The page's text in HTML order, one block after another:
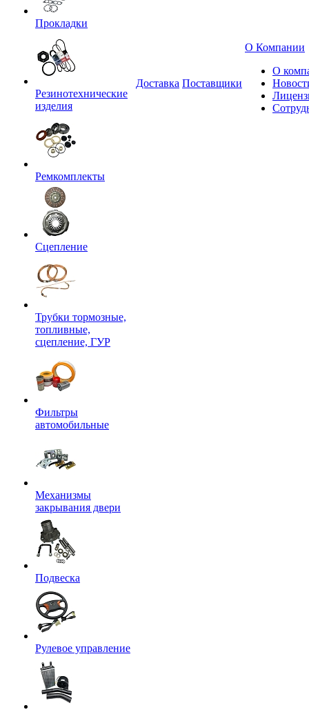
Прокладки
Резинотехнические
изделия
Ремкомплекты
Сцепление
Трубки тормозные,
топливные,
сцепление, ГУР
Фильтры
автомобильные
Механизмы
закрывания двери
Подвеска
Рулевое управление
Доставка Поставщики
О Компании
О